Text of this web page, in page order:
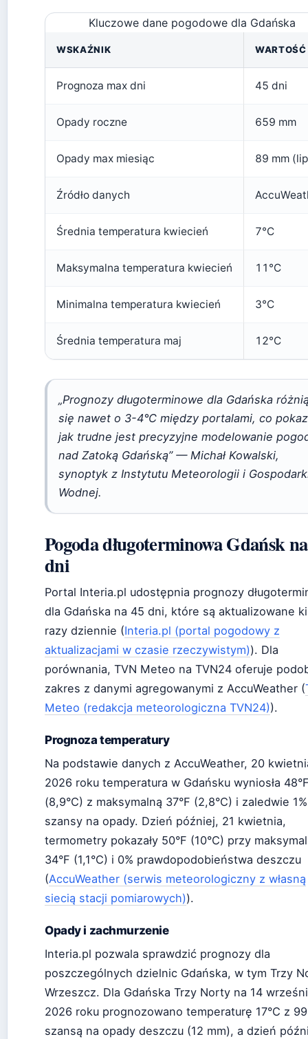
Kluczowe dane pogodowe dla Gdańska
WSKAŹNIK WARTOŚĆ
Prognoza max dni 45 dni
Opady roczne 659 mm
Opady max miesiąc 89 mm
Źródło danych
Średnia temperatura kwiecień 7°C
Maksymalna temperatura kwiecień 11°C
Minimalna temperatura kwiecień 3°C
Średnia temperatura maj 12°C
„Prognozy długoterminowe dla Gdańska
się nawet o 3-4°C między portalami, co
jak trudne jest precyzyjne modelowanie
nad Zatoką Gdańską” — Michał Kowalski,
synoptyk z Instytutu Meteorologii i
Wodnej.
Pogoda długoterminowa Gdańsk
dni
Portal Interia.pl udostępnia prognozy
dla Gdańska na 45 dni, które są aktualizowane
razy dziennie (Interia.pl (portal pogodowy z
aktualizacjami w czasie rzeczywistym)). Dla
porównania, TVN Meteo na TVN24 oferuje
zakres z danymi agregowanymi z AccuWeather (
Meteo (redakcja meteorologiczna TVN24)).
Prognoza temperatury
Na podstawie danych z AccuWeather, 20
2026 roku temperatura w Gdańsku wyniosła
(8,9°C) z maksymalną 37°F (2,8°C) i zaledwie 1%
szansy na opady. Dzień później, 21 kwietnia,
termometry pokazały 50°F (10°C) przy
34°F (1,1°C) i 0% prawdopodobieństwa deszczu
(AccuWeather (serwis meteorologiczny z własną
siecią stacji pomiarowych)).
Opady i zachmurzenie
Interia.pl pozwala sprawdzić prognozy dla
poszczególnych dzielnic Gdańska, w tym Trzy
Wrzeszcz. Dla Gdańska Trzy Norty na 14
2026 roku prognozowano temperaturę 17°C z
szansą na opady deszczu (12 mm), a dzień